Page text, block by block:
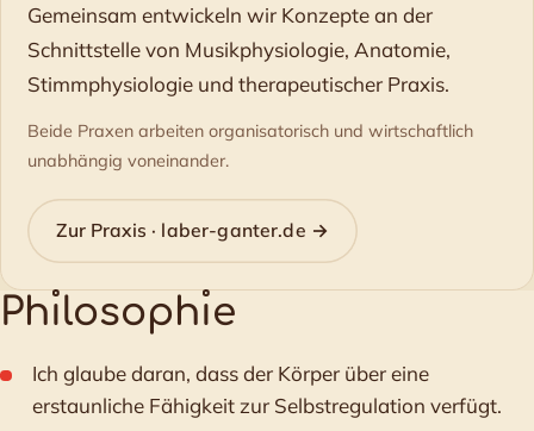
Gemeinsam entwickeln wir Konzepte an der
Schnittstelle von Musikphysiologie, Anatomie,
Stimmphysiologie und therapeutischer Praxis.
Beide Praxen arbeiten organisatorisch und wirtschaftlich
unabhängig voneinander.
Zur Praxis · laber-ganter.de →
Phılosophıe
Ich glaube daran, dass der Körper über eine
erstaunliche Fähigkeit zur Selbstregulation verfügt.